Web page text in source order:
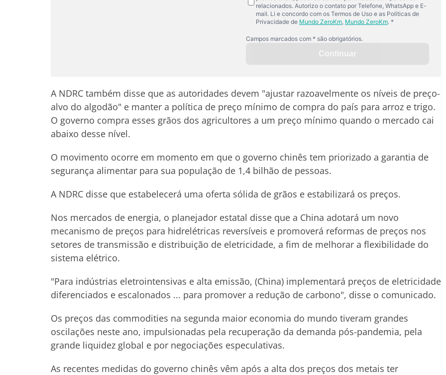
A NDRC também disse que as autoridades devem "ajustar razoavelmente os níveis de preço-
alvo do algodão" e manter a política de preço mínimo de compra do país para arroz e trigo.
O governo compra esses grãos dos agricultores a um preço mínimo quando o mercado cai
abaixo desse nível.
O movimento ocorre em momento em que o governo chinês tem priorizado a garantia de
segurança alimentar para sua população de 1,4 bilhão de pessoas.
A NDRC disse que estabelecerá uma oferta sólida de grãos e estabilizará os preços.
Nos mercados de energia, o planejador estatal disse que a China adotará um novo
mecanismo de preços para hidrelétricas reversíveis e promoverá reformas de preços nos
setores de transmissão e distribuição de eletricidade, a fim de melhorar a flexibilidade do
sistema elétrico.
"Para indústrias eletrointensivas e alta emissão, (China) implementará preços de eletricidade
diferenciados e escalonados ... para promover a redução de carbono", disse o comunicado.
Os preços das commodities na segunda maior economia do mundo tiveram grandes
oscilações neste ano, impulsionadas pela recuperação da demanda pós-pandemia, pela
grande liquidez global e por negociações especulativas.
As recentes medidas do governo chinês vêm após a alta dos preços dos metais ter